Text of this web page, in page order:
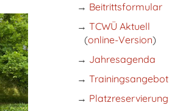
→ Beitrittsformular
→ TCWÜ Aktuell
(online-Version)
→ Jahresagenda
→ Trainingsangebot
→ Platzreservierung